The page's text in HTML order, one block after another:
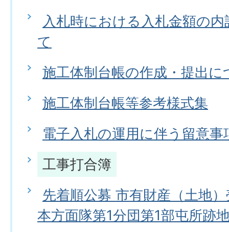
入札時における入札金額の
て
施工体制台帳の作成・提出に
施工体制台帳等参考様式集
電子入札の運用に伴う留意事
工事打合簿
先着順公募 市有財産（土地
本方面隊第1分団第1部屯所跡